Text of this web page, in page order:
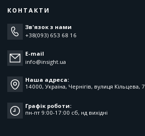
КОНТАКТИ
Зв'язок з нами
+38(093) 653 68 16
E-mail
info@insight.ua
Наша адреса:
14000, Україна, Чернігів, вулиця Кільцева, 7
Графік роботи:
пн-пт 9:00-17:00 cб, нд вихідні